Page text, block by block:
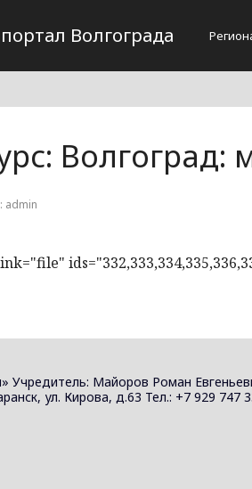
Волгограда
admin
Учредитель: Майоров Роман
ул. Кирова, д.63 Тел.: +7 929